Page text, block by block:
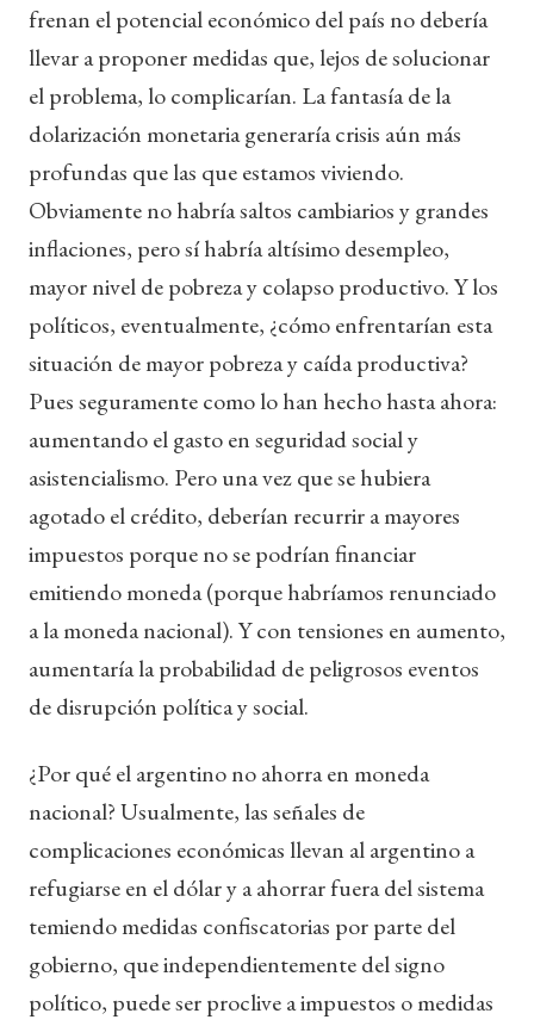
frenan el potencial económico del país no debería
llevar a proponer medidas que, lejos de solucionar
el problema, lo complicarían. La fantasía de la
dolarización monetaria generaría crisis aún más
profundas que las que estamos viviendo.
Obviamente no habría saltos cambiarios y grandes
inflaciones, pero sí habría altísimo desempleo,
mayor nivel de pobreza y colapso productivo. Y los
políticos, eventualmente, ¿cómo enfrentarían esta
situación de mayor pobreza y caída productiva?
Pues seguramente como lo han hecho hasta ahora:
aumentando el gasto en seguridad social y
asistencialismo. Pero una vez que se hubiera
agotado el crédito, deberían recurrir a mayores
impuestos porque no se podrían financiar
emitiendo moneda (porque habríamos renunciado
a la moneda nacional). Y con tensiones en aumento,
aumentaría la probabilidad de peligrosos eventos
de disrupción política y social.
¿Por qué el argentino no ahorra en moneda
nacional? Usualmente, las señales de
complicaciones económicas llevan al argentino a
refugiarse en el dólar y a ahorrar fuera del sistema
temiendo medidas confiscatorias por parte del
gobierno, que independientemente del signo
político, puede ser proclive a impuestos o medidas